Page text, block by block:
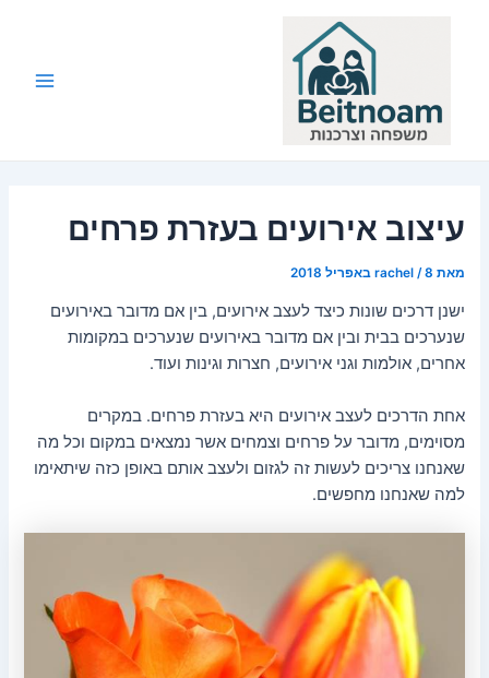
עיצוב אירועים בעזרת פרחים
מאת rachel /8 באפריל 2018
ישנן דרכים שונות כיצד לעצב אירועים, בין אם מדובר באירועים
שנערכים בבית ובין אם מדובר באירועים שנערכים במקומות
אחרים, אולמות וגני אירועים, חצרות וגינות ועוד.
אחת הדרכים לעצב אירועים היא בעזרת פרחים. במקרים
מסוימים, מדובר על פרחים וצמחים אשר נמצאים במקום וכל מה
שאנחנו צריכים לעשות זה לגזום ולעצב אותם באופן כזה שיתאימו
למה שאנחנו מחפשים.